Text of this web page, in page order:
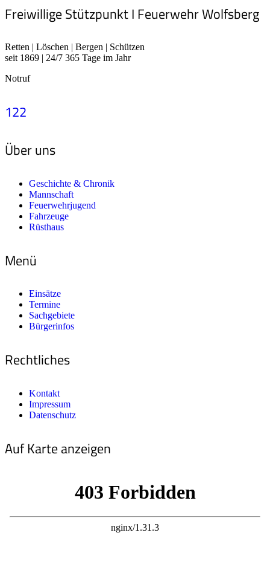
Freiwillige Stützpunkt I Feuerwehr Wolfsberg
Retten | Löschen | Bergen | Schützen
seit 1869 | 24/7 365 Tage im Jahr
Notruf
122
Über uns
Geschichte & Chronik
Mannschaft
Feuerwehrjugend
Fahrzeuge
Rüsthaus
Menü
Einsätze
Termine
Sachgebiete
Bürgerinfos
Rechtliches
Kontakt
Impressum
Datenschutz
Auf Karte anzeigen